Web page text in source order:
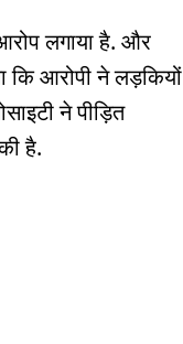
लगाया है. और
कि आरोपी ने लड़कियों
ने पीड़ित
है.